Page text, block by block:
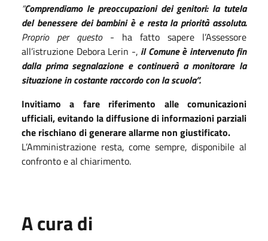
“Comprendiamo le preoccupazioni dei genitori: la tutela
del benessere dei bambini è e resta la priorità assoluta.
Proprio per questo- ha fatto sapere l’Assessore
all’istruzione Debora Lerin -, il Comune è intervenuto fin
dalla prima segnalazione e continuerà a monitorare la
situazione in costante raccordo con la scuola”.
Invitiamo a fare riferimento alle comunicazioni
ufficiali, evitando la diffusione di informazioni parziali
che rischiano di generare allarme non giustificato.
L’Amministrazione resta, come sempre, disponibile al
confronto e al chiarimento.
A cura di